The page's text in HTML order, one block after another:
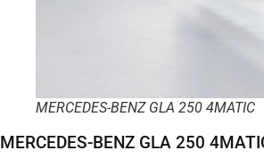
MERCEDES-BENZ GLA 250 4MATIC
MERCEDES-BENZ GLA 250